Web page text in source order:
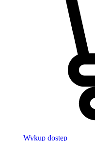
Wykup dostęp